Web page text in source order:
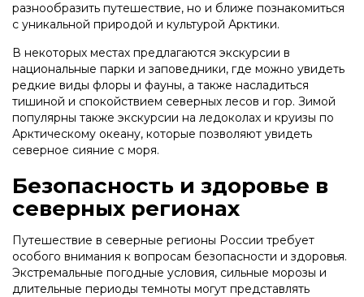
разнообразить путешествие, но и ближе познакомиться
с уникальной природой и культурой Арктики.
В некоторых местах предлагаются экскурсии в
национальные парки и заповедники, где можно увидеть
редкие виды флоры и фауны, а также насладиться
тишиной и спокойствием северных лесов и гор. Зимой
популярны также экскурсии на ледоколах и круизы по
Арктическому океану, которые позволяют увидеть
северное сияние с моря.
Безопасность и здоровье в
северных регионах
Путешествие в северные регионы России требует
особого внимания к вопросам безопасности и здоровья.
Экстремальные погодные условия, сильные морозы и
длительные периоды темноты могут представлять